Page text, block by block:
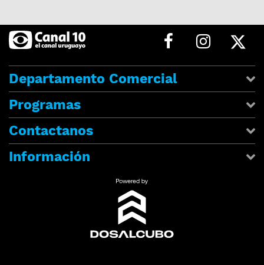
Departamento Comercial
Programas
Contactanos
Información